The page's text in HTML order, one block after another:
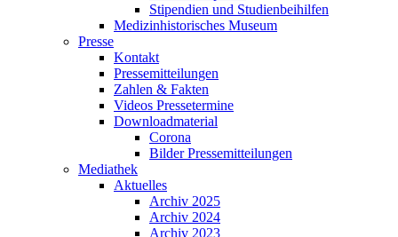
Stipendien und Studienbeihilfen
Medizinhistorisches Museum
Presse
Kontakt
Pressemitteilungen
Zahlen & Fakten
Videos Pressetermine
Downloadmaterial
Corona
Bilder Pressemitteilungen
Mediathek
Aktuelles
Archiv 2025
Archiv 2024
Archiv 2023